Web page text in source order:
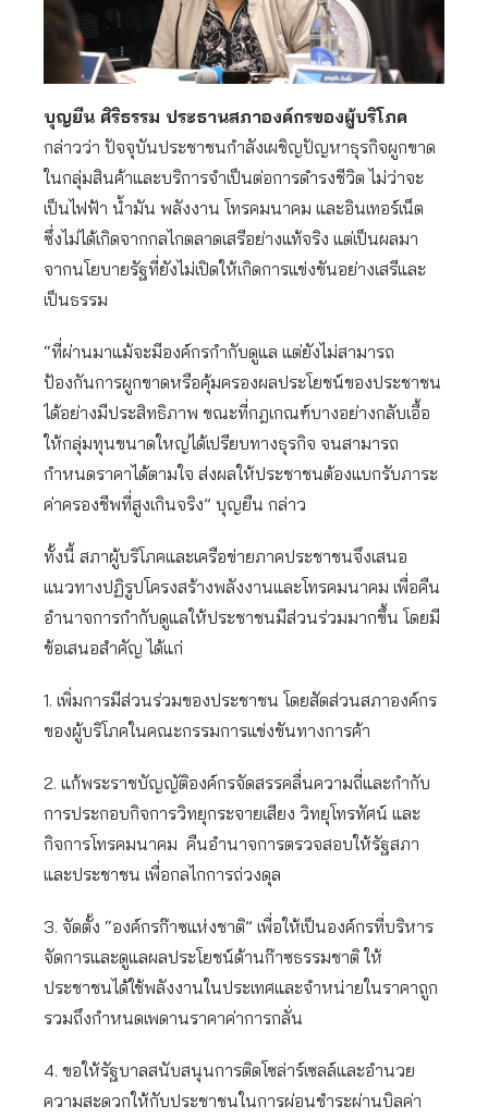
บุญยืน ศิริธรรม ประธานสภาองค์กรของผู้บริโภค
กล่าวว่า ปัจจุบันประชาชนกำลังเผชิญปัญหาธุรกิจผูกขาด
ในกลุ่มสินค้าและบริการจำเป็นต่อการดำรงชีวิต ไม่ว่าจะ
เป็นไฟฟ้า น้ำมัน พลังงาน โทรคมนาคม และอินเทอร์เน็ต
ซึ่งไม่ได้เกิดจากกลไกตลาดเสรีอย่างแท้จริง แต่เป็นผลมา
จากนโยบายรัฐที่ยังไม่เปิดให้เกิดการแข่งขันอย่างเสรีและ
เป็นธรรม
“ที่ผ่านมาแม้จะมีองค์กรกำกับดูแล แต่ยังไม่สามารถ
ป้องกันการผูกขาดหรือคุ้มครองผลประโยชน์ของประชาชน
ได้อย่างมีประสิทธิภาพ ขณะที่กฎเกณฑ์บางอย่างกลับเอื้อ
ให้กลุ่มทุนขนาดใหญ่ได้เปรียบทางธุรกิจ จนสามารถ
กำหนดราคาได้ตามใจ ส่งผลให้ประชาชนต้องแบกรับภาระ
ค่าครองชีพที่สูงเกินจริง” บุญยืน กล่าว
ทั้งนี้ สภาผู้บริโภคและเครือข่ายภาคประชาชนจึงเสนอ
แนวทางปฏิรูปโครงสร้างพลังงานและโทรคมนาคม เพื่อคืน
อำนาจการกำกับดูแลให้ประชาชนมีส่วนร่วมมากขึ้น โดยมี
ข้อเสนอสำคัญ ได้แก่
1. เพิ่มการมีส่วนร่วมของประชาชน โดยสัดส่วนสภาองค์กร
ของผู้บริโภคในคณะกรรมการแข่งขันทางการค้า
2. แก้พระราชบัญญัติองค์กรจัดสรรคลื่นความถี่และกำกับ
การประกอบกิจการวิทยุกระจายเสียง วิทยุโทรทัศน์ และ
กิจการโทรคมนาคม คืนอำนาจการตรวจสอบให้รัฐสภา
และประชาชน เพื่อกลไกการถ่วงดุล
3. จัดตั้ง “องค์กรก๊าซแห่งชาติ” เพื่อให้เป็นองค์กรที่บริหาร
จัดการและดูแลผลประโยชน์ด้านก๊าซธรรมชาติ ให้
ประชาชนได้ใช้พลังงานในประเทศและจำหน่ายในราคาถูก
รวมถึงกำหนดเพดานราคาค่าการกลั่น
4. ขอให้รัฐบาลสนับสนุนการติดโซล่าร์เซลล์และอำนวย
ความสะดวกให้กับประชาชนในการผ่อนชำระผ่านบิลค่า